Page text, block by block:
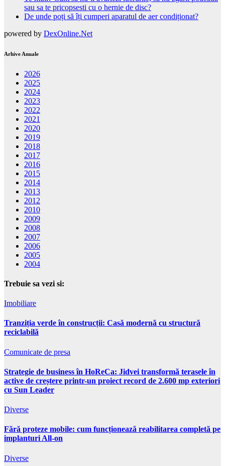
sau sa te pricopsesti cu o hernie de disc?
De unde poți să îți cumperi aparatul de aer condiționat?
powered by DexOnline.Net
Arhive Anuale
2026
2025
2024
2023
2022
2021
2020
2019
2018
2017
2016
2015
2014
2013
2012
2010
2009
2008
2007
2006
2005
2004
Trebuie sa vezi si:
Imobiliare
Tranziția verde în construcții: Casă modernă cu structură
reciclabilă
Comunicate de presa
Strategie de business în HoReCa: Jidvei transformă terasele în
active de creștere printr-un proiect record de 2.600 mp exteriori
cu Sun Leader
Diverse
Fără proteze mobile: cum funcționează reabilitarea completă pe
implanturi All-on
Diverse